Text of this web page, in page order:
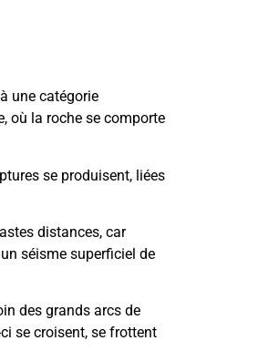
une catégorie
où la roche se comporte
se produisent, liées
distances, car
séisme superficiel de
des grands arcs de
se croisent, se frottent